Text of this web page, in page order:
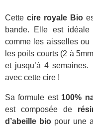
Cettecire royale Bio
bande. Elle est
comme les aisselles ou
les poils courts (2 à
et jusqu’à 4
avec cette cire !
Sa formule est 100%
est composée de
d’abeille bio pour une